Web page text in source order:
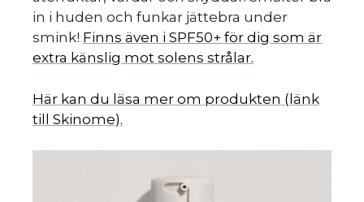
in i huden och funkar jättebra under
smink! Finns även i SPF50+ för dig som är
extra känslig mot solens strålar.
Här kan du läsa mer om produkten (länk
till Skinome).